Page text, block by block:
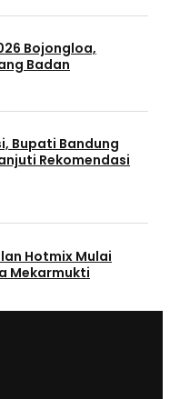
Bojongloa,
Badan
Bupati Bandung
Rekomendasi
Hotmix Mulai
Mekarmukti